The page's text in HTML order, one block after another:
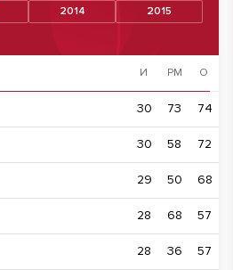
2014
2015
И РМ О
30 73 74
30 58 72
29 50 68
28 68 57
28 36 57